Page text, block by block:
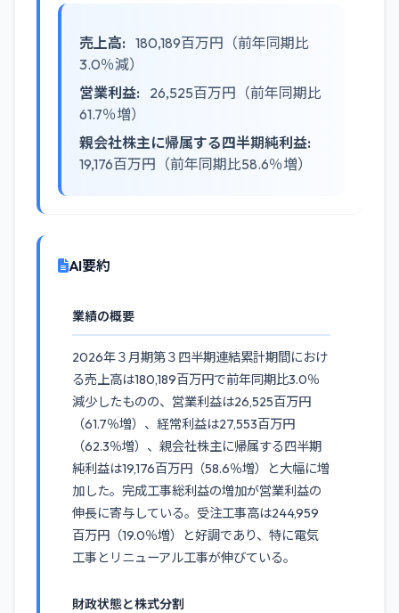
売上高: 180,189百万円（前年同期比
3.0％減）
営業利益:
26,525百万円（前年同期比
61.7％増）
親会社株主に帰属する四半期純利益:
19,176百万円（前年同期比58.6％増）
AI要約
業績の概要
2026年３月期第３四半期連結累計期間におけ
る売上高は180,189百万円で前年同期比3.0％
減少したものの、営業利益は26,525百万円
（61.7％増）、経常利益は27,553百万円
（62.3％増）、親会社株主に帰属する四半期
純利益は19,176百万円（58.6％増）と大幅に増
加した。完成工事総利益の増加が営業利益の
伸長に寄与している。受注工事高は244,959
百万円（19.0％増）と好調であり、特に電気
工事とリニューアル工事が伸びている。
財政状態と株式分割